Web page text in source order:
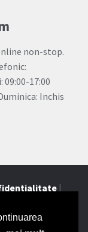
non-stop.
09:00-17:00
Inchis
|
Utilizand